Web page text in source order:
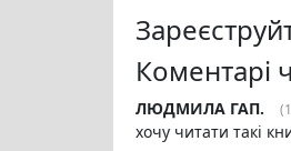
Коментарі
ЛЮДМИЛА ГАП.
хочу читати такі